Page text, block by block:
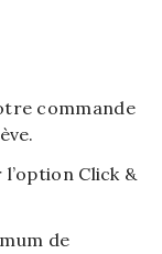
commande
Click &
de